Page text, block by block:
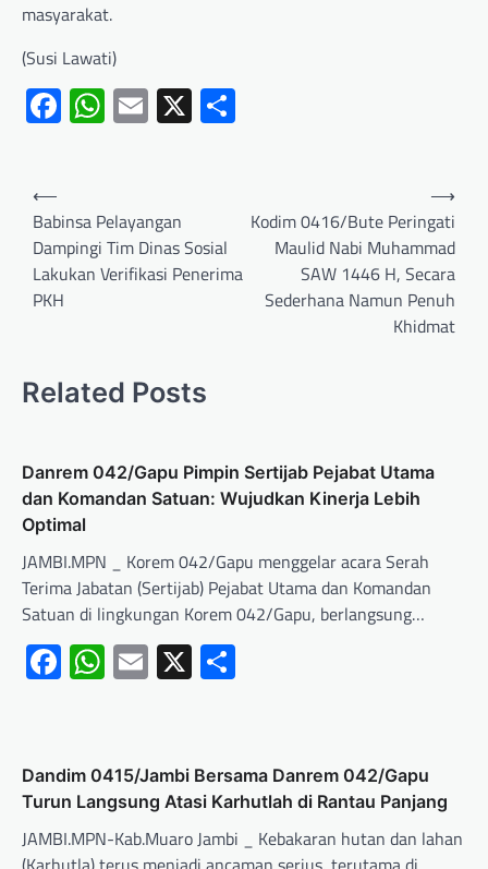
masyarakat.
(Susi Lawati)
Facebook
WhatsApp
Email
X
⟵
Babinsa Pelayangan
Dampingi Tim Dinas Sosial
Lakukan Verifikasi Penerima
PKH
Kodim 0416/Bute Peringati
Maulid Nabi Muhammad
SAW 1446 H, Secara
Sederhana Namun Penuh
Khidmat
⟶
Related Posts
Danrem 042/Gapu Pimpin Sertijab Pejabat Utama
dan Komandan Satuan: Wujudkan Kinerja Lebih
Optimal
JAMBI.MPN _ Korem 042/Gapu menggelar acara Serah
Terima Jabatan (Sertijab) Pejabat Utama dan Komandan
Satuan di lingkungan Korem 042/Gapu, berlangsung…
Facebook
WhatsApp
Email
X
Dandim 0415/Jambi Bersama Danrem 042/Gapu
Turun Langsung Atasi Karhutlah di Rantau Panjang
JAMBI.MPN-Kab.Muaro Jambi _ Kebakaran hutan dan lahan